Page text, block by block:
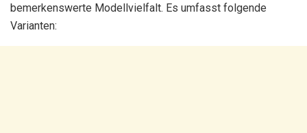
bemerkenswerte Modellvielfalt. Es umfasst folgende
Varianten: